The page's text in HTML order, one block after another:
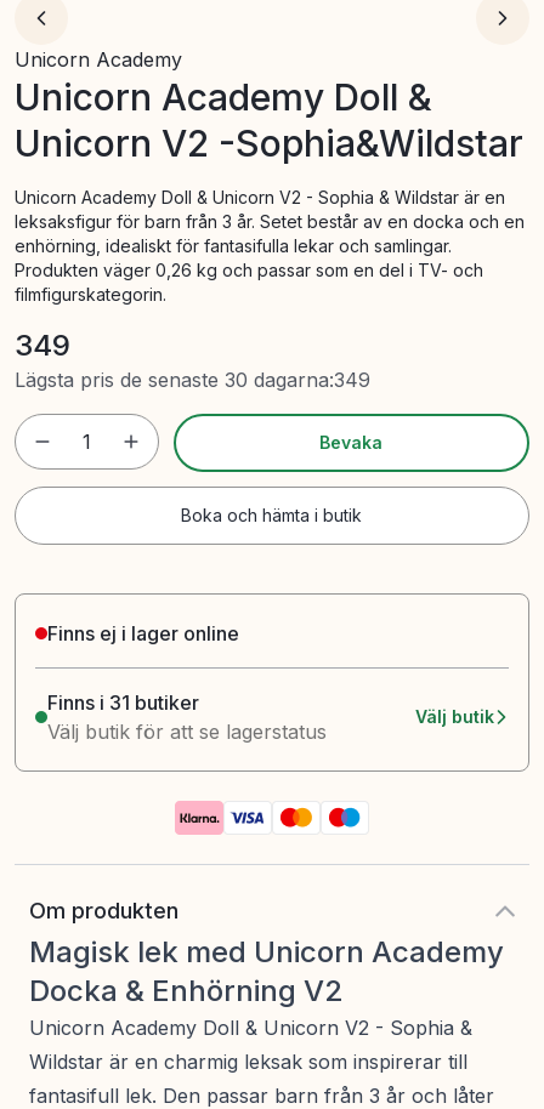
Unicorn Academy
Unicorn Academy Doll &
Unicorn V2 -Sophia&Wildstar
Unicorn Academy Doll & Unicorn V2 - Sophia & Wildstar är en
leksaksfigur för barn från 3 år. Setet består av en docka och en
enhörning, idealiskt för fantasifulla lekar och samlingar.
Produkten väger 0,26 kg och passar som en del i TV- och
filmfigurskategorin.
349
Lägsta pris de senaste 30 dagarna:349
1 Bevaka
Boka och hämta i butik
Finns ej i lager online
Finns i 31 butiker
Välj butik för att se lagerstatus
Välj butik
Om produkten
Magisk lek med Unicorn Academy
Docka & Enhörning V2
Unicorn Academy Doll & Unicorn V2 - Sophia &
Wildstar är en charmig leksak som inspirerar till
fantasifull lek. Den passar barn från 3 år och låter